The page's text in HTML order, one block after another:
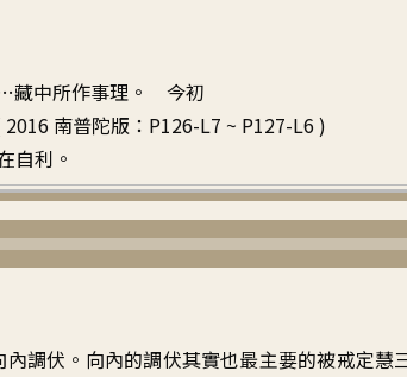
藏中所作事理。 今初
南普陀版：P126-L7 ~ P127-L6 )
自利。
內調伏 。 向內的調伏其實也最主要的被戒定慧